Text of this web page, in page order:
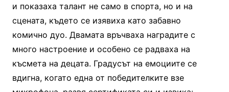
и показаха талант не само в спорта, но и на
сцената, където се изявиха като забавно
комично дуо. Двамата връчваха наградите с
много настроение и особено се радваха на
късмета на децата. Градусът на емоциите се
вдигна, когато една от победителките взе